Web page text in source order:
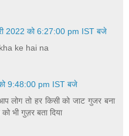
2022 को 6:27:00 pm IST बजे
ke hai na
9:48:00 pm IST बजे
लोग तो हर किसी को जाट गुजर बना
भी गुज़र बता दिया